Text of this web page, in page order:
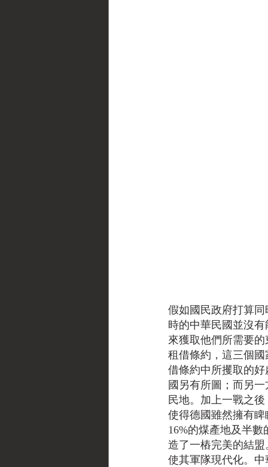
假如國民政府打算
時的中華民國並沒
來獲取他們所需要
租借條約，這三個
借條約中所攫取的
國另有所圖；而另
民地。加上一戰之
使得德國雖然擁有
16%的煤產地及半
造了一樁完美的結
使其軍隊現代化。